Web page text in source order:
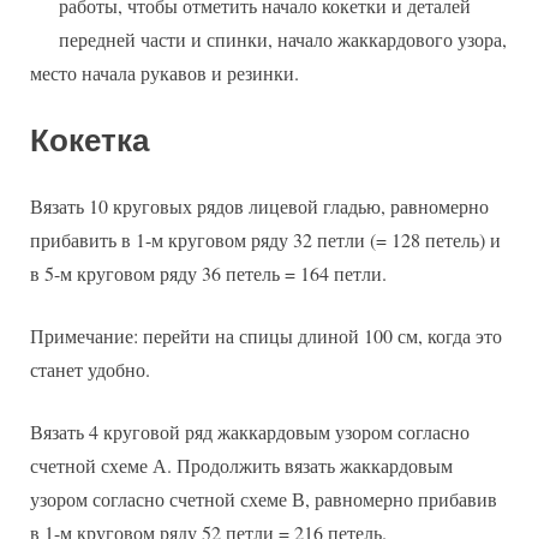
работы, чтобы отметить начало кокетки и деталей
передней части и спинки, начало жаккардового узора,
место начала рукавов и резинки.
Кокетка
Вязать 10 круговых рядов лицевой гладью, равномерно
прибавить в 1-м круговом ряду 32 петли (= 128 петель) и
в 5-м круговом ряду 36 петель = 164 петли.
Примечание: перейти на спицы длиной 100 см, когда это
станет удобно.
Вязать 4 круговой ряд жаккардовым узором согласно
счетной схеме А. Продолжить вязать жаккардовым
узором согласно счетной схеме В, равномерно прибавив
в 1-м круговом ряду 52 петли = 216 петель.